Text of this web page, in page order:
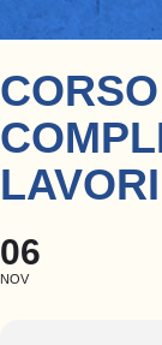
CORSO
06
NOV